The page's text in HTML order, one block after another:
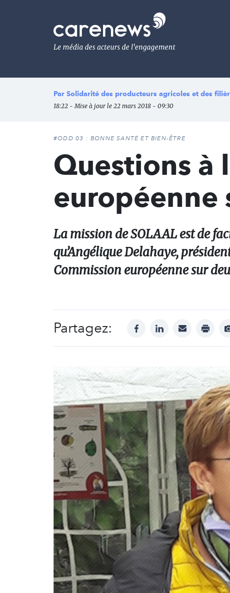
Le
média
de
l'engagement
Par Solidarité des producteurs agricoles et des
18:22 - Mise à jour le 22 mars 2018 - 09:30
#ODD 03 : BONNE SANTÉ ET BIEN-ÊTRE
Questions à
européenne
La mission de SOLAAL est de
qu’Angélique Delahaye,
Commission européenne sur
Partagez: facebooklinkedinmail print